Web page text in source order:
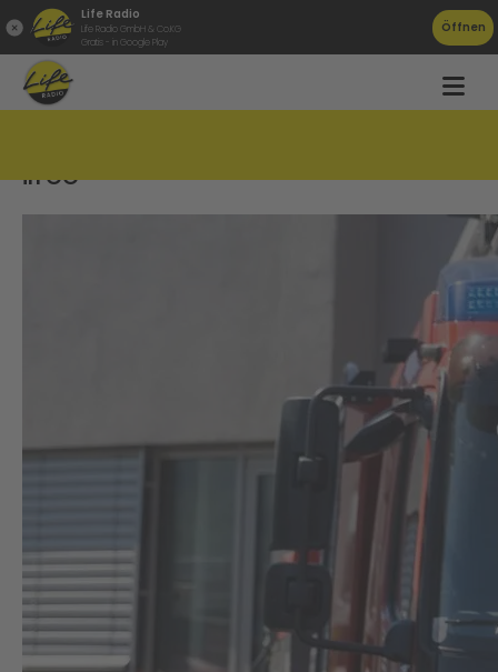
Life Radio
Life Radio GmbH & Co.KG
Gratis - in Google Play
Öffnen
in OÖ